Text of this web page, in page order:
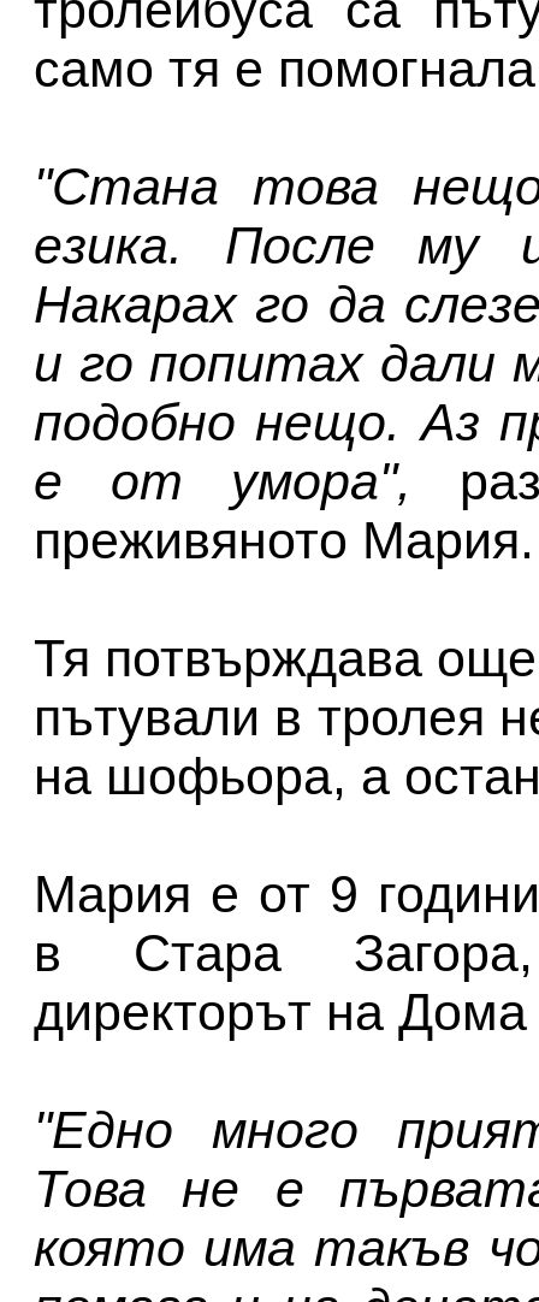
само тя е
"Стана това
езика. После му
Накарах го да
и го попитах дали
подобно нещо. Аз
е от умора",
преживяното Мария.
Тя потвърждава
пътували в тролея
на шофьора, а
Мария е от 9
в Стара
директорът на
"Едно много
Това не е
която има такъв